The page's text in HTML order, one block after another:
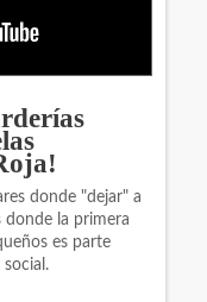
donde "dejar" a
donde la primera
es parte